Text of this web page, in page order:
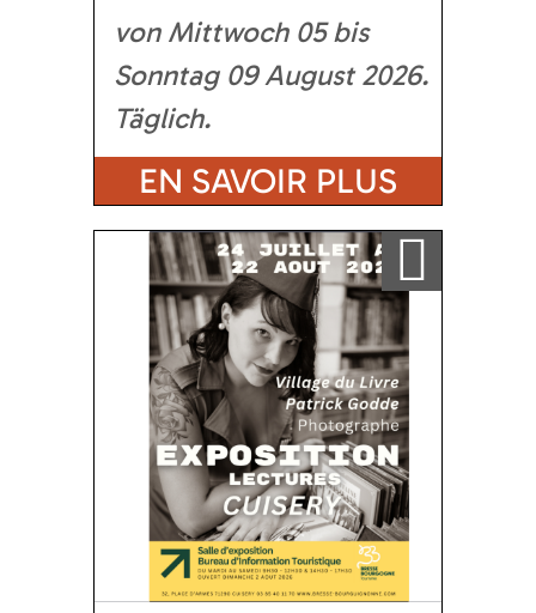
von Mittwoch 05 bis
Sonntag 09 August 2026
Täglich
EN SAVOIR PLUS
Ajouter a ma sélection